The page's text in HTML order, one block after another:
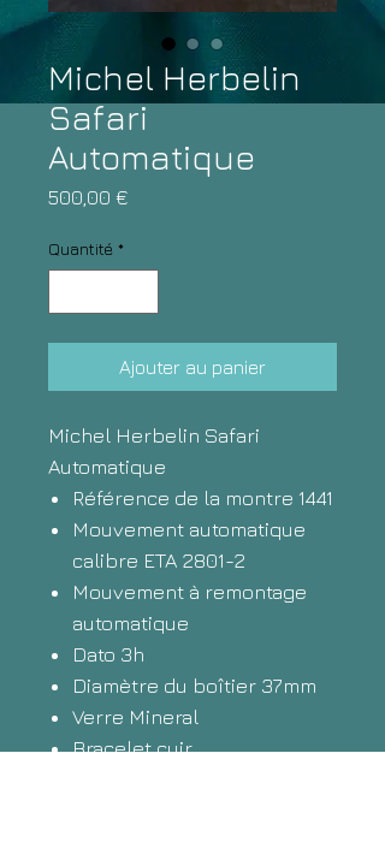
Michel Herbelin
Safari
Automatique
500,00 €
Quantité *
Ajouter au panier
Michel Herbelin Safari
Automatique
Référence de la montre 1441
Mouvement automatique
calibre ETA 2801-2
Mouvement à remontage
automatique
Dato 3h
Diamètre du boîtier 37mm
Verre Mineral
Bracelet cuir